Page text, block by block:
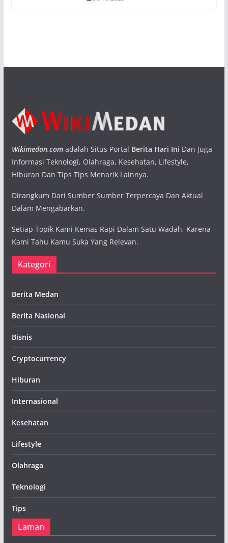
Wikimedan.comadalah Situs Portal Berita Hari Ini Dan Juga
Informasi Teknologi, Olahraga, Kesehatan, Lifestyle,
Hiburan Dan Tips Tips Menarik Lainnya.
Dirangkum Dari Sumber Sumber Terpercaya Dan Aktual
Dalam Mengabarkan.
Setiap Topik Kami Kemas Rapi Dalam Satu Wadah, Karena
Kami Tahu Kamu Suka Yang Relevan.
Kategori
Berita Medan
Berita Nasional
Bisnis
Cryptocurrency
Hiburan
Internasional
Kesehatan
Lifestyle
Olahraga
Teknologi
Tips
Laman